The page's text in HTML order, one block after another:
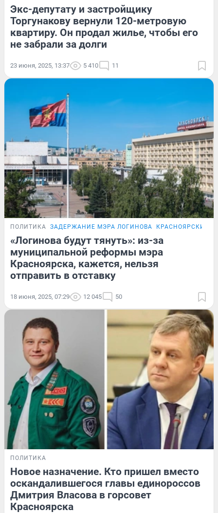
Экс-депутату и застройщику
Торгунакову вернули 120-метровую
квартиру. Он продал жилье, чтобы его
не забрали за долги
23 июня, 2025, 13:37 5 410 11
ПОЛИТИКА ЗАДЕРЖАНИЕ МЭРА ЛОГИНОВА КРАСНОЯРСКИЙ
«Логинова будут тянуть»: из-за
муниципальной реформы мэра
Красноярска, кажется, нельзя
отправить в отставку
18 июня, 2025, 07:29 12 045 50
ПОЛИТИКА
Новое назначение. Кто пришел вместо
оскандалившегося главы единороссов
Дмитрия Власова в горсовет
Красноярска